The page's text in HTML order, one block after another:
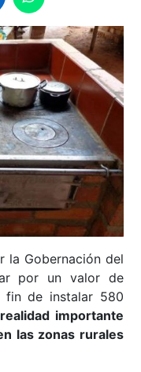
la Gobernación del
por un valor de
fin de instalar 580
importante
las zonas rurales